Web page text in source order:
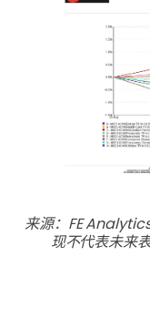
来源：FE
现不代表未来